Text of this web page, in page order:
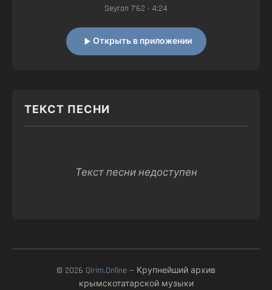
Seyran 7'62 • 4:24
Открыть в приложении
ТЕКСТ ПЕСНИ
Текст песни недоступен
© 2026 Qirim.Online — Крупнейший архив
крымскотатарской музыки